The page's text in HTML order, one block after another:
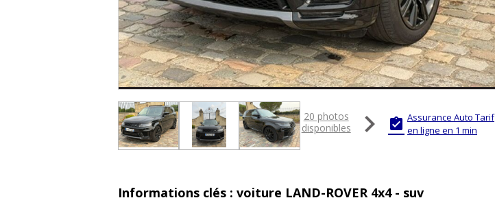
20 photos
disponibles
  Assurance Auto Tarif
en ligne en 1 min
Informations clés : voiture LAND-ROVER 4x4 - suv